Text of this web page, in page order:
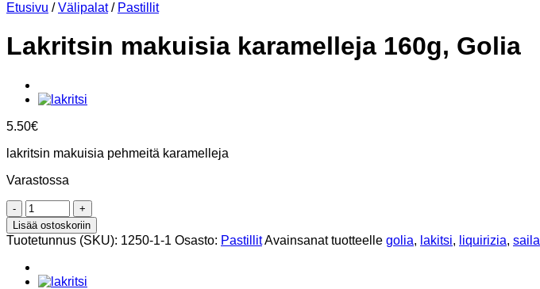
Etusivu / Välipalat / Pastillit
Lakritsin makuisia karamelleja 160g, Golia
5.50€
lakritsin makuisia pehmeitä karamelleja
Varastossa
Lakritsin
makuisia
karamelleja
160g,
Golia
määrä
Lisää ostoskoriin
Tuotetunnus (SKU): 1250-1-1 Osasto: PastillitAvainsanat tuotteelle golia, lakitsi, liquirizia, saila